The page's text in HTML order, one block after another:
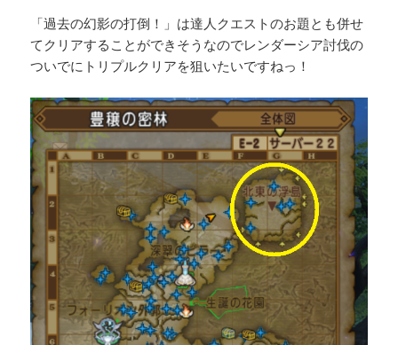
「過去の幻影の打倒！」は達人クエストのお題とも併せ
てクリアすることができそうなのでレンダーシア討伐の
ついでにトリプルクリアを狙いたいですねっ！